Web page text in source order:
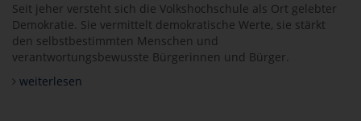
Seit jeher versteht sich die Volkshochschule als Ort gelebter
Demokratie. Sie vermittelt demokratische Werte, sie stärkt
den selbstbestimmten Menschen und
verantwortungsbewusste Bürgerinnen und Bürger.
weiterlesen